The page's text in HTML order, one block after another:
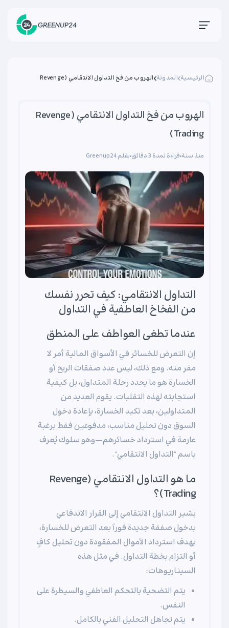
الرئيسية المدونة
الهروب من فخ التداول الانتقامي (Revenge
الهروب من فخ التداول الانتقامي (Revenge
Trading)
منذ سنة قراءة لمدة 3 دقائق بقلم Greenup24
التداول الانتقامي: كيف تحرر نفسك
من الفخاخ العاطفية في التداول
عندما تطغى العواطف على المنطق
إن التعرض للخسائر في الأسواق المالية أمر لا
مفر منه. ومع ذلك، ليس عدد صفقات الربح أو
الخسارة هو ما يحدد رحلة المتداول، بل كيفية
استجابته لهذه التقلبات. يقوم العديد من
المتداولين، بعد تكبد الخسارة، بإعادة دخول
السوق دون تحليل مناسب، مدفوعين فقط برغبة
عارمة في استرداد خسائرهم—وهو سلوك يُعرف
باسم "التداول الانتقامي".
ما هو التداول الانتقامي (Revenge
Trading)؟
يشير التداول الانتقامي إلى القرار الاندفاعي
بدخول صفقة جديدة فوراً بعد التعرض للخسارة،
بهدف استرداد الأموال المفقودة دون تحليل كافٍ
أو التزام بخطة التداول. في مثل هذه
السيناريوهات:
يتم التضحية بالتحكم العاطفي والسيطرة على
النفس.
يتم تجاهل التحليل الفني بالكامل.